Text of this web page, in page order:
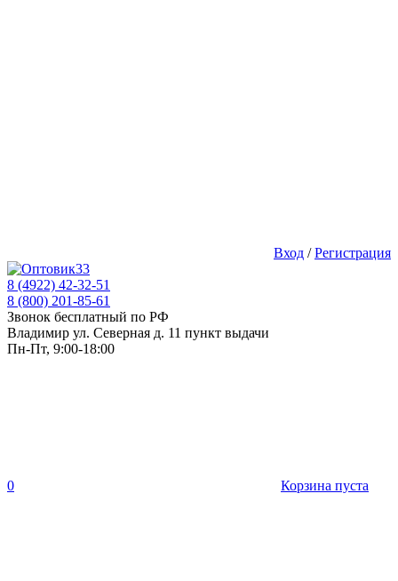
Вход /Регистрация
8 (4922) 42-32-51
8 (800) 201-85-61
Звонок бесплатный по РФ
Владимир ул. Северная д. 11 пункт выдачи
Пн-Пт, 9:00-18:00
0 Корзина пуста